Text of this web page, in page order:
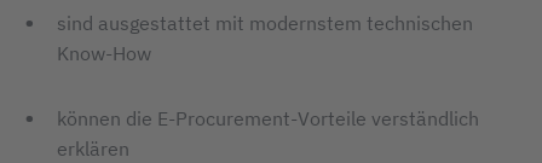
sind ausgestattet mit modernstem technischen
Know-How
können die E-Procurement-Vorteile verständlich
erklären